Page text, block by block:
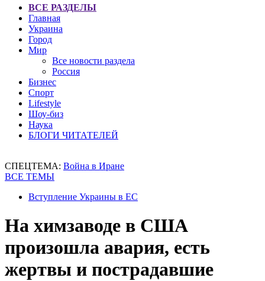
ВСЕ РАЗДЕЛЫ
Главная
Украина
Город
Мир
Все новости раздела
Россия
Бизнес
Спорт
Lifestyle
Шоу-биз
Наука
БЛОГИ ЧИТАТЕЛЕЙ
СПЕЦТЕМА: Война в Иране
ВСЕ ТЕМЫ
Вступление Украины в ЕС
На химзаводе в США
произошла авария, есть
жертвы и пострадавшие